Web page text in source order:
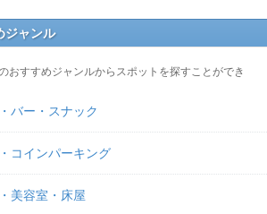
ジャンル
おすすめジャンルからスポットを探すことができ
バー・スナック
コインパーキング
美容室・床屋